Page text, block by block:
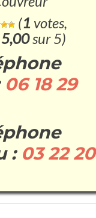
(1 votes,
5,00sur 5)
06 18 29
: 03 22 20